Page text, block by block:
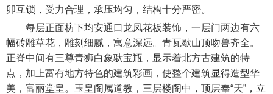
卯互锁，受力合理，承压均匀，结构十分严密。
每层正面枋下均安通口龙凤花板装饰，一层门两边有六
幅砖雕草花，雕刻细腻，寓意深远。青瓦歇山顶吻兽齐全。
正脊中间有三尊青狮白象驮宝瓶，显示着北方古建筑的特
点，加上富有地方特色的建筑彩画，使整个建筑显得造型华
美，富丽堂皇。玉皇阁属道教，三层楼阁中，顶层奉“天”，立